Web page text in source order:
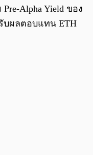
Alpha Yield ของ
บผลตอบแทน ETH